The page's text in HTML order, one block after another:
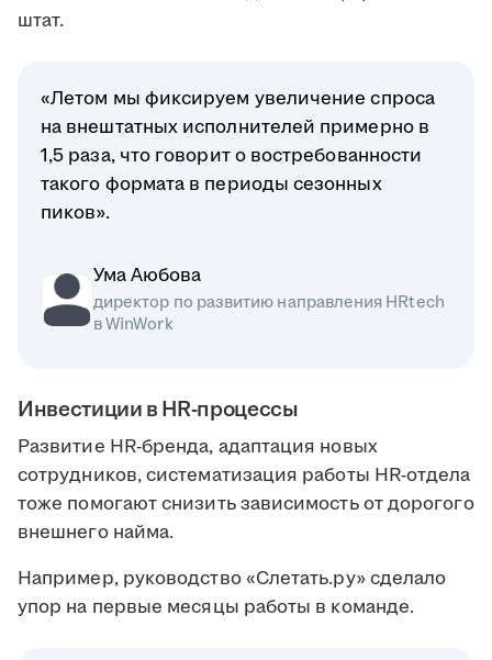
штат.
«Летом мы фиксируем увеличение спроса
на внештатных исполнителей примерно в
1,5 раза, что говорит о востребованности
такого формата в периоды сезонных
пиков».
Ума Аюбова
директор по развитию направления HRtech
в WinWork
Инвестиции в HR-процессы
Развитие HR-бренда, адаптация новых
сотрудников, систематизация работы HR-отдела
тоже помогают снизить зависимость от дорогого
внешнего найма.
Например, руководство «Слетать.ру» сделало
упор на первые месяцы работы в команде.